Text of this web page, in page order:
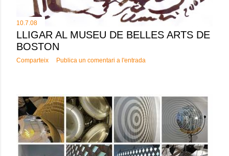
10.7.08
LLIGAR AL MUSEU DE BELLES ARTS DE
BOSTON
Comparteix Publica un comentari a l'entrada